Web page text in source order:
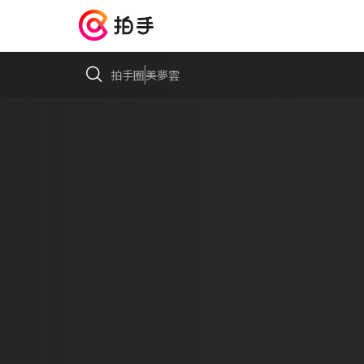
拍手圈美夢雲